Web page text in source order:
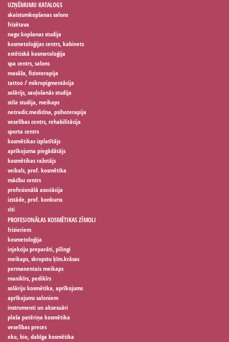
UZŅĒMUMU KATALOGS
skaistumkopšanas salons
frizētava
nagu kopšanas studija
kosmetoloģijas centrs, kabinets
estētiskā kosmetoloģija
spa centrs, salons
masāža, fizioterapija
tattoo / mikropigmentācija
solārijs, sauļošanās studija
stila studija, meikaps
netradic.medicīna, psihoterapija
veselības centrs, rehabilitācija
sporta centrs
kosmētikas izplatītājs
aprīkojuma piegādātājs
kosmētikas ražotājs
veikals, prof. kosmētika
mācību centrs
profesionālā asociācija
izstāde, prof. konkurss
citi
PROFESIONĀLAS KOSMĒTIKAS ZĪMOLI
frizieriem
kosmetoloģija
injekciju preparāti, pīlingi
meikaps, skropstu ķīm.krāsas
permanentais meikaps
manikīrs, pedikīrs
solāriju kosmētika, aprīkojums
aprīkojums saloniem
instrumenti un aksesuāri
plaša patēriņa kosmētika
veselības preces
eko, bio, dabīga kosmētika